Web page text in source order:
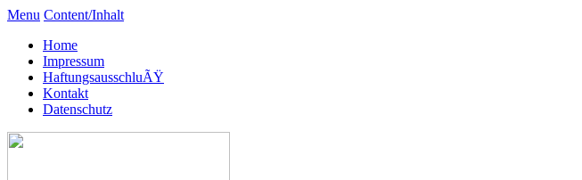
Menu Content/Inhalt
Home
Impressum
HaftungsausschluÃŸ
Kontakt
Datenschutz